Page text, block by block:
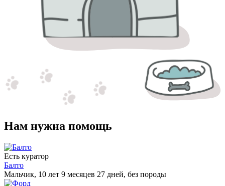
Нам нужна помощь
Есть куратор
Балто
Мальчик, 10 лет 9 месяцев 27 дней, без породы